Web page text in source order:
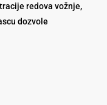
redova vožnje,
dozvole